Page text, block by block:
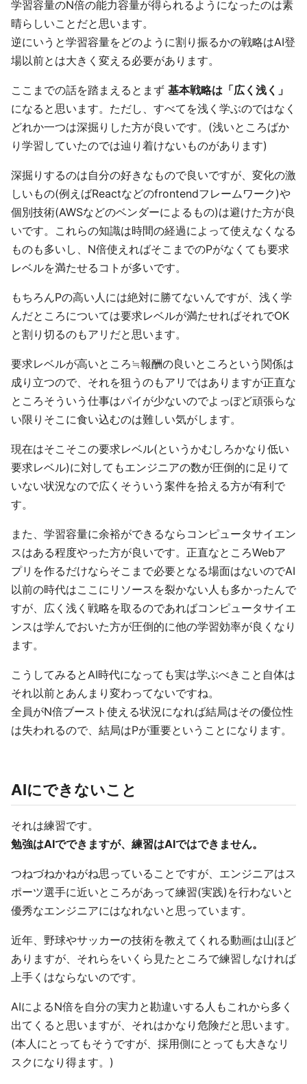
学習容量のN倍の能力容量が得られるようになったのは素
晴らしいことだと思います。
逆にいうと学習容量をどのように割り振るかの戦略はAI登
場以前とは大きく変える必要があります。
ここまでの話を踏まえるとまず 基本戦略は「広く浅く」
になると思います。ただし、すべてを浅く学ぶのではなく
どれか一つは深掘りした方が良いです。(浅いところばか
り学習していたのでは辿り着けないものがあります)
深掘りするのは自分の好きなもので良いですが、変化の激
しいもの(例えばReactなどのfrontendフレームワーク)や
個別技術(AWSなどのベンダーによるもの)は避けた方が良
いです。これらの知識は時間の経過によって使えなくなる
ものも多いし、N倍使えればそこまでのPがなくても要求
レベルを満たせるコトが多いです。
もちろんPの高い人には絶対に勝てないんですが、浅く学
んだところについては要求レベルが満たせればそれでOK
と割り切るのもアリだと思います。
要求レベルが高いところ≒報酬の良いところという関係は
成り立つので、それを狙うのもアリではありますが正直な
ところそういう仕事はパイが少ないのでよっぽど頑張らな
い限りそこに食い込むのは難しい気がします。
現在はそこそこの要求レベル(というかむしろかなり低い
要求レベル)に対してもエンジニアの数が圧倒的に足りて
いない状況なので広くそういう案件を拾える方が有利で
す。
また、学習容量に余裕ができるならコンピュータサイエン
スはある程度やった方が良いです。正直なところWebア
プリを作るだけならそこまで必要となる場面はないのでAI
以前の時代はここにリソースを裂かない人も多かったんで
すが、広く浅く戦略を取るのであればコンピュータサイエ
ンスは学んでおいた方が圧倒的に他の学習効率が良くなり
ます。
こうしてみるとAI時代になっても実は学ぶべきこと自体は
それ以前とあんまり変わってないですね。
全員がN倍ブースト使える状況になれば結局はその優位性
は失われるので、結局はPが重要ということになります。
AIにできないこと
それは練習です。
勉強はAIでできますが、練習はAIではできません。
つねづねかねがね思っていることですが、エンジニアはス
ポーツ選手に近いところがあって練習(実践)を行わないと
優秀なエンジニアにはなれないと思っています。
近年、野球やサッカーの技術を教えてくれる動画は山ほど
ありますが、それらをいくら見たところで練習しなければ
上手くはならないのです。
AIによるN倍を自分の実力と勘違いする人もこれから多く
出てくると思いますが、それはかなり危険だと思います。
(本人にとってもそうですが、採用側にとっても大きなリ
スクになり得ます。)